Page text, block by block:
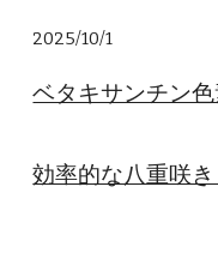
2025/10/1
ベタキサンチン
効率的な八重咲